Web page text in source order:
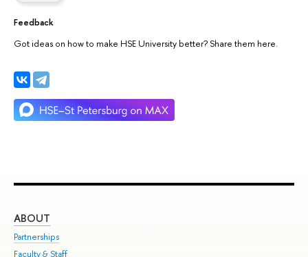
Feedback
Got ideas on how to make HSE University better? Share them here.
ABOUT
Partnerships
Faculty & Staff